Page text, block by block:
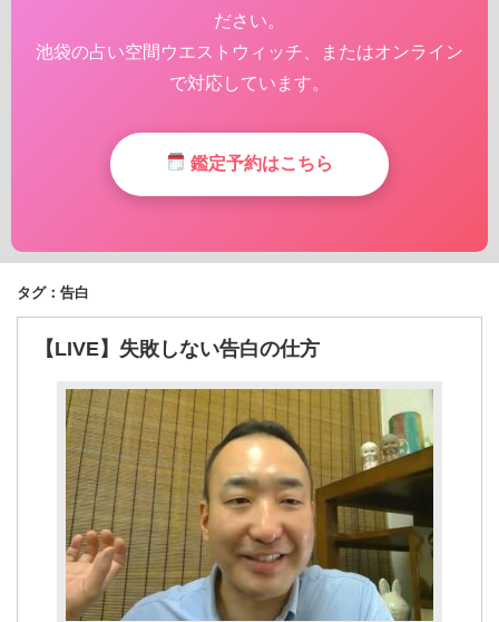
ださい。
池袋の占い空間ウエストウィッチ、またはオンライン
で対応しています。
鑑定予約はこちら
タグ：告白
【LIVE】失敗しない告白の仕方